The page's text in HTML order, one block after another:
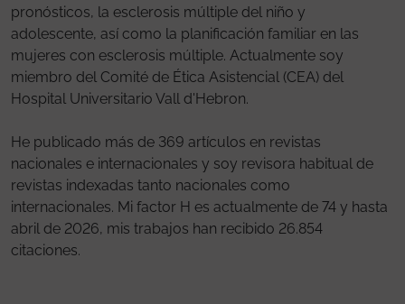
pronósticos, la esclerosis múltiple del niño y
adolescente, así como la planificación familiar en las
mujeres con esclerosis múltiple. Actualmente soy
miembro del Comité de Ética Asistencial (CEA) del
Hospital Universitario Vall d'Hebron.
He publicado más de 369 artículos en revistas
nacionales e internacionales y soy revisora habitual de
revistas indexadas tanto nacionales como
internacionales. Mi factor H es actualmente de 74 y hasta
abril de 2026, mis trabajos han recibido 26.854
citaciones.